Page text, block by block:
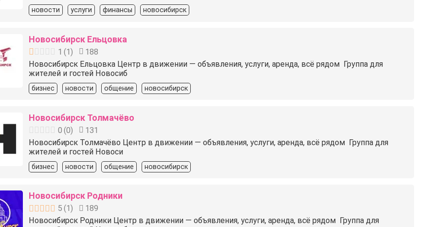
новости услуги финансы новосибирск
Новосибирск Ельцовка
1 (1)
188
Новосибирск Ельцовка Центр в движении — объявления, услуги, аренда, всё рядом ️ Группа для
жителей и гостей Новосиб
бизнес новости общение новосибирск
Новосибирск Толмачёво
0 (0)
131
Новосибирск Толмачёво Центр в движении — объявления, услуги, аренда, всё рядом ️ Группа для
жителей и гостей Новоси
бизнес новости общение новосибирск
Новосибирск Родники
5 (1 )
189
Новосибирск Родники Центр в движении — объявления, услуги, аренда, всё рядом ️ Группа для